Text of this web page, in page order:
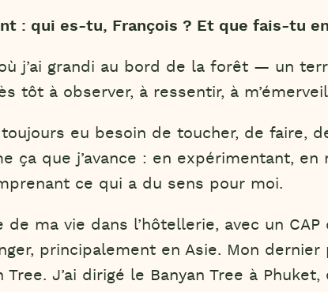
: qui es-tu, François ? Et que fais-tu
j’ai grandi au bord de la forêt — un
tôt à observer, à ressentir, à
eu besoin de toucher, de faire,
ça que j’avance : en expérimentant,
ce qui a du sens pour moi.
de ma vie dans l’hôtellerie, avec un
principalement en Asie. Mon
Tree. J’ai dirigé le Banyan Tree à